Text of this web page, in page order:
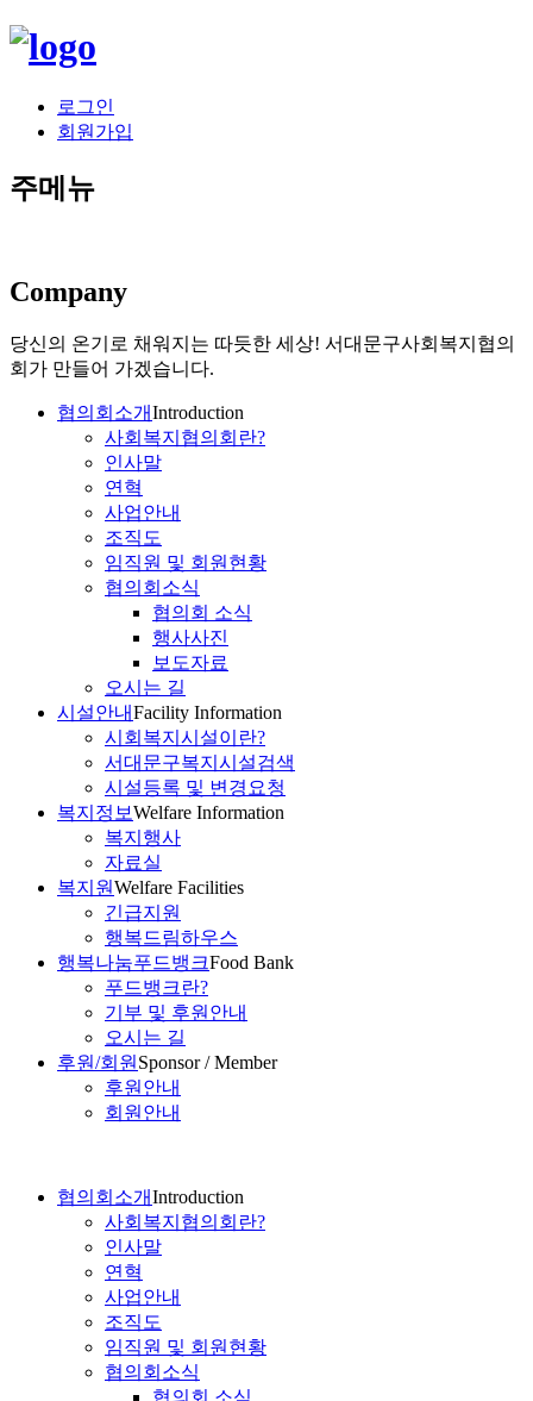
로그인
회원가입
주메뉴
Company
당신의 온기로 채워지는 따듯한 세상! 서대문구사회복지협의
회가 만들어 가겠습니다.
협의회소개Introduction
사회복지협의회란?
인사말
연혁
사업안내
조직도
임직원 및 회원현황
협의회소식
협의회 소식
행사사진
보도자료
오시는 길
시설안내Facility Information
시회복지시설이란?
서대문구복지시설검색
시설등록 및 변경요청
복지정보Welfare Information
복지행사
자료실
복지원Welfare Facilities
긴급지원
행복드림하우스
행복나눔푸드뱅크Food Bank
푸드뱅크란?
기부 및 후원안내
오시는 길
후원/회원 Sponsor / Member
후원안내
회원안내
협의회소개Introduction
사회복지협의회란?
인사말
연혁
사업안내
조직도
임직원 및 회원현황
협의회소식
협의회 소식